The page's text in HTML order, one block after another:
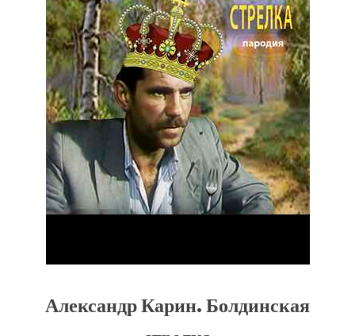
Александр Карин. Болдинская